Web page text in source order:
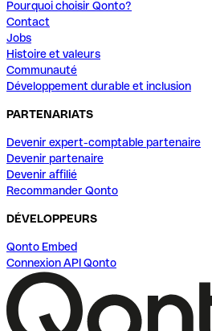
Pourquoi choisir Qonto?
Contact
Jobs
Histoire et valeurs
Communauté
Développement durable et inclusion
PARTENARIATS
Devenir expert-comptable partenaire
Devenir partenaire
Devenir affilié
Recommander Qonto
DÉVELOPPEURS
Qonto Embed
Connexion API Qonto